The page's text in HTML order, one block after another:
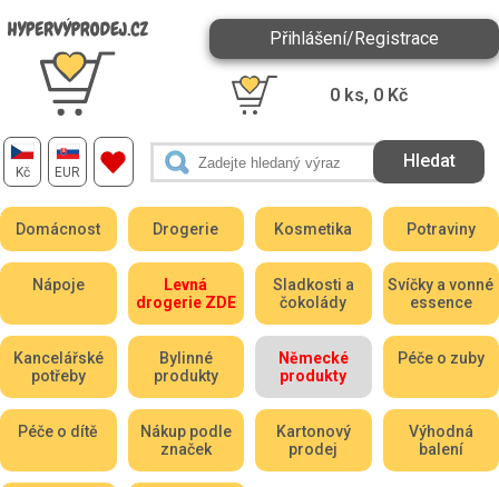
Kč EUR
Přihlášení/Registrace
0 ks, 0 Kč
Domácnost Drogerie Kosmetika Potraviny
Nápoje
Levná
drogerie ZDE
Sladkosti a
čokolády
Svíčky a vonné
essence
Kancelářské
potřeby
Bylinné
produkty
Německé
produkty
Péče o zuby
Péče o dítě
Nákup podle
značek
Kartonový
prodej
Výhodná
balení